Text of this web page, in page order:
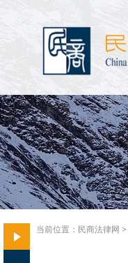
当前位置： 民商法律网 >